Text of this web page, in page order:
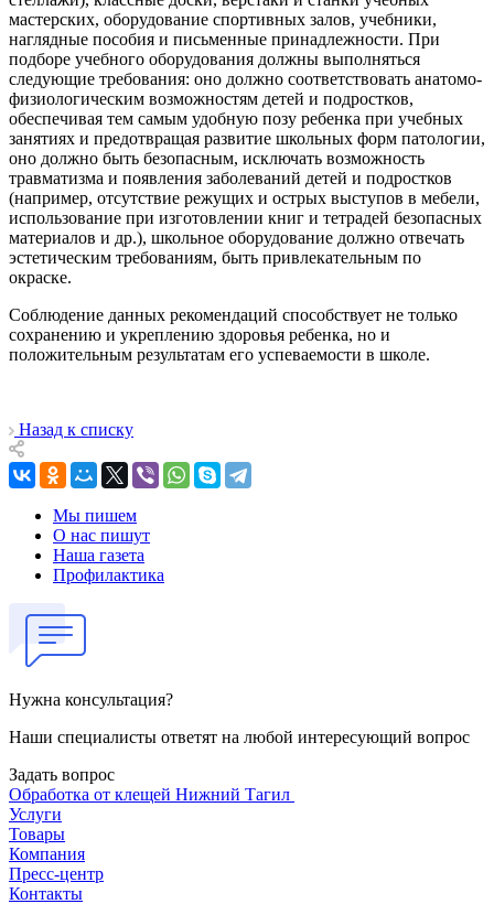
мастерских, оборудование спортивных залов, учебники,
наглядные пособия и письменные принадлежности. При
подборе учебного оборудования должны выполняться
следующие требования: оно должно соответствовать анатомо-
физиологическим возможностям детей и подростков,
обеспечивая тем самым удобную позу ребенка при учебных
занятиях и предотвращая развитие школьных форм патологии,
оно должно быть безопасным, исключать возможность
травматизма и появления заболеваний детей и подростков
(например, отсутствие режущих и острых выступов в мебели,
использование при изготовлении книг и тетрадей безопасных
материалов и др.), школьное оборудование должно отвечать
эстетическим требованиям, быть привлекательным по
окраске.
Соблюдение данных рекомендаций способствует не только
сохранению и укреплению здоровья ребенка, но и
положительным результатам его успеваемости в школе.
Назад к списку
Мы пишем
О нас пишут
Наша газета
Профилактика
Нужна консультация?
Наши специалисты ответят на любой интересующий вопрос
Задать вопрос
Обработка от клещей Нижний Тагил
Услуги
Товары
Компания
Пресс-центр
Контакты